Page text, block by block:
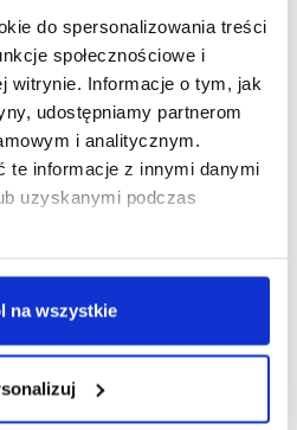
do spersonalizowania treści
społecznościowe i
witrynie. Informacje o tym, jak
udostępniamy partnerom
i analitycznym.
te informacje z innymi danymi
uzyskanymi podczas
na wszystkie
wystartowała. Wybierz kierunek
KIMŚ z ANS w Elblągu!
w Elblągu